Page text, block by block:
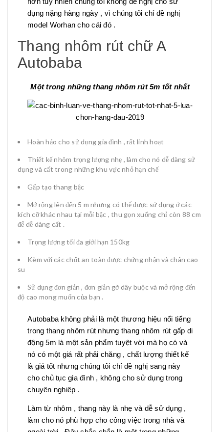
dụng nặng hàng ngày , vì chúng tôi chỉ đề nghị
model Worhan cho cái đó .
Thang nhôm rút chữ A
Autobaba
Một trong những thang nhôm rút 5m tốt nhất
Hoàn hảo cho sử dụng gia đình , rất linh hoạt
Thiết kế nhôm trọng lượng nhẹ , làm cho nó dễ dàng sử
dụng và cất trong những khu vực nhỏ hạn chế
Gấp tạo thang bậc
Mở rộng lên đến 5 m nhưng có thể được sử dụng ở các
kích cỡ khác nhau tại mỗi bậc , thu gọn xuống chỉ còn 88 cm
để dễ dàng cất .
Trọng lượng tối đa giới hạn 150kg
Kèm với các chốt an toàn được chứng nhận và chân cao
su
Sử dụng đơn giản , đơn giản gỡ dây buộc và mở rộng đến
độ cao mong muốn của bạn .
Autobaba không phải là một thương hiệu nổi tiếng
trong thang nhôm rút nhưng thang nhôm rút gấp di
động 5m là một sản phẩm tuyệt vời mà họ có và
nó có một giá rất phải chăng , chất lượng thiết kế
là giá tốt nhưng chúng tôi chỉ đề nghị sang này
cho chủ tục gia đình , không cho sử dụng trong
chuyên nghiệp .
Làm từ nhôm , thang này là nhẹ và dễ sử dụng ,
làm cho nó phù hợp cho công việc trong nhà và